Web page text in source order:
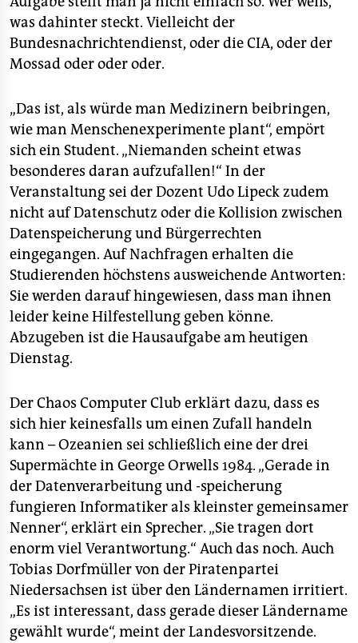
was dahinter steckt. Vielleicht der
Bundesnachrichtendienst, oder die CIA, oder der
Mossad oder oder oder.
„Das ist, als würde man Medizinern beibringen,
wie man Menschenexperimente plant“, empört
sich ein Student. „Niemanden scheint etwas
besonderes daran aufzufallen!“ In der
Veranstaltung sei der Dozent Udo Lipeck zudem
nicht auf Datenschutz oder die Kollision zwischen
Datenspeicherung und Bürgerrechten
eingegangen. Auf Nachfragen erhalten die
Studierenden höchstens ausweichende Antworten:
Sie werden darauf hingewiesen, dass man ihnen
leider keine Hilfestellung geben könne.
Abzugeben ist die Hausaufgabe am heutigen
Dienstag.
Der Chaos Computer Club erklärt dazu, dass es
sich hier keinesfalls um einen Zufall handeln
kann – Ozeanien sei schließlich eine der drei
Supermächte in George Orwells 1984. „Gerade in
der Datenverarbeitung und -speicherung
fungieren Informatiker als kleinster gemeinsamer
Nenner“, erklärt ein Sprecher. „Sie tragen dort
enorm viel Verantwortung.“ Auch das noch. Auch
Tobias Dorfmüller von der Piratenpartei
Niedersachsen ist über den Ländernamen irritiert.
„Es ist interessant, dass gerade dieser Ländername
gewählt wurde“, meint der Landesvorsitzende.